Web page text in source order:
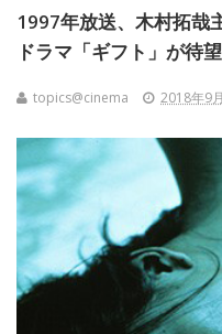
1997年放送、木村拓哉
ドラマ「ギフト」が待
topics@cinema 2018年9